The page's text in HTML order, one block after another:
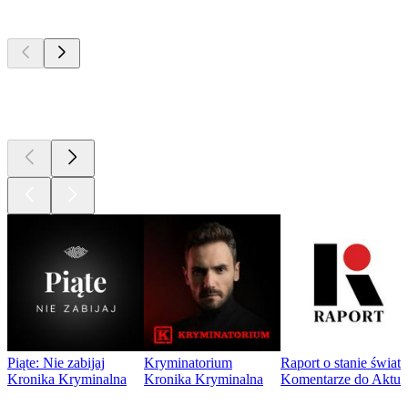
Piąte: Nie zabijaj
Kronika Kryminalna
Kryminatorium
Kronika Kryminalna
Raport o stanie
Komentarze do